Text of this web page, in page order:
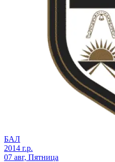
БАЛ
2014 г.р.
07 авг, Пятница